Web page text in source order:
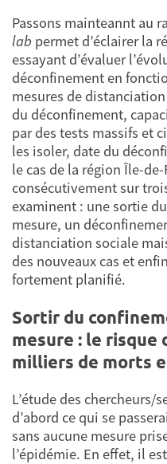
Passons mainteannt au
lab permet d’éclairer la
essayant d’évaluer
déconfinement en
mesures de
du déconfinement,
par des tests massifs et
les isoler, date du
le cas de la région Île-
consécutivement sur
examinent : une sortie
mesure, un
distanciation sociale
des nouveaux cas et
fortement planifié.
Sortir du
mesure : le risque
milliers de morts
L’étude des chercheurs/
d’abord ce qui se
sans aucune mesure
l’épidémie. En effet, il